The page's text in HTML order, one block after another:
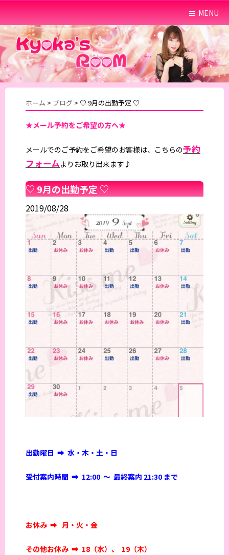
MENU
ホーム > ブログ > ♡ 9月の出勤予定 ♡
★メール予約をご希望の方へ★
メールでのご予約をご希望のお客様は、こちらの予約
フォームよりお取り出来ます♪
♡ 9月の出勤予定 ♡
2019/08/28
出勤曜日 ➡︎ 水・木・土・日
受付案内時間 ➡︎ 12:00 〜 最終案内 21:30 まで
お休み ➡︎ 月・火・金
その他お休み ➡︎ 18（水）、 19（木）